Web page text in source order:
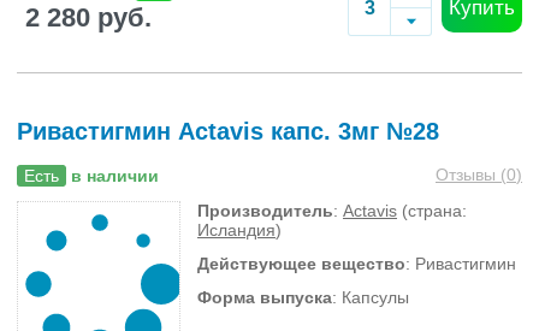
2 280 руб. Купить
Ривастигмин Actavis капс. 3мг №28
Есть в наличии Отзывы (0)
Производитель: Actavis (страна:
Исландия)
Действующее вещество: Ривастигмин
Форма выпуска: Капсулы